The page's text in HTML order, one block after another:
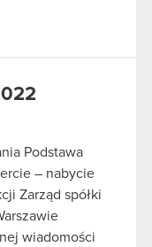
Podstawa
– nabycie
Zarząd spółki
wiadomości